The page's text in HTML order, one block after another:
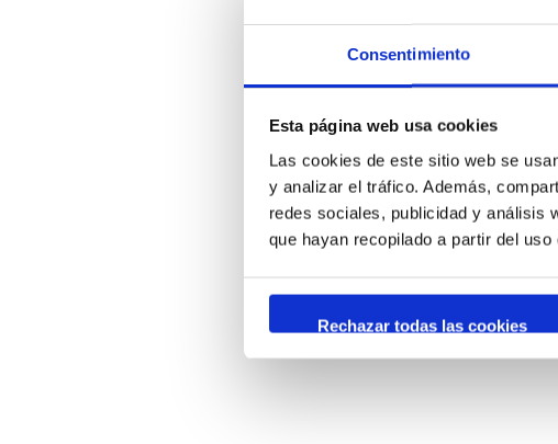
Consentimiento
Esta página web usa cookies
Las cookies de este sitio web se
y analizar el tráfico. Además,
redes sociales, publicidad y análisis
que hayan recopilado a partir del
Rechazar todas las cookies